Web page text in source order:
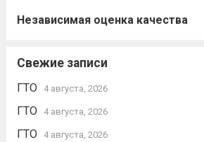
Независимая оценка качества
Свежие записи
ГТО 4 августа, 2026
ГТО 4 августа, 2026
ГТО 4 августа, 2026